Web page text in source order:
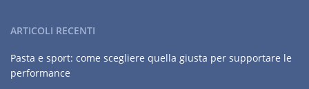
ARTICOLI RECENTI
Pasta e sport: come scegliere quella giusta per supportare le
performance